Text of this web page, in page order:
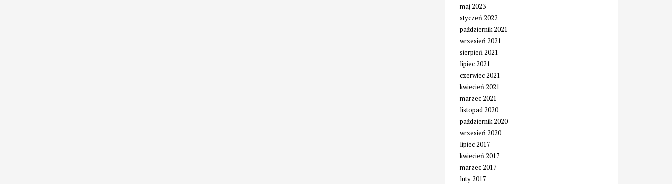
maj 2023
styczeń 2022
październik 2021
wrzesień 2021
sierpień 2021
lipiec 2021
czerwiec 2021
kwiecień 2021
marzec 2021
listopad 2020
październik 2020
wrzesień 2020
lipiec 2017
kwiecień 2017
marzec 2017
luty 2017